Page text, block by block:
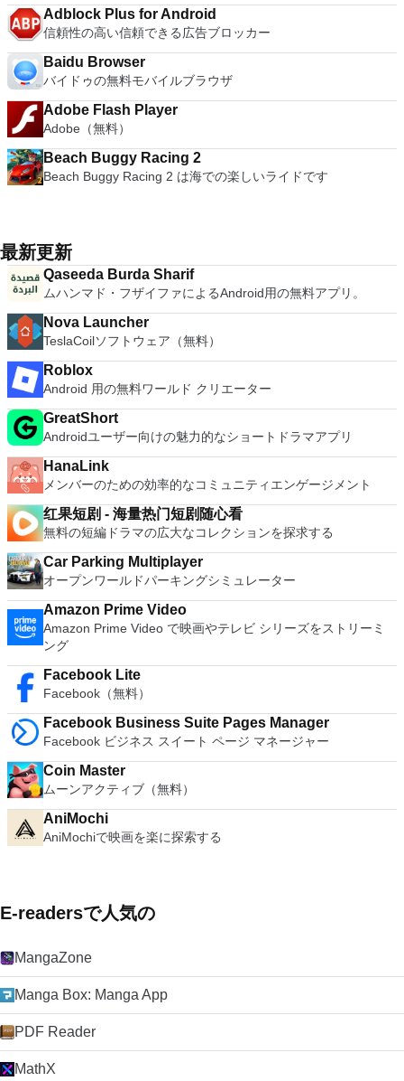
Adblock Plus for Android
信頼性の高い信頼できる広告ブロッカー
Baidu Browser
バイドゥの無料モバイルブラウザ
Adobe Flash Player
Adobe（無料）
Beach Buggy Racing 2
Beach Buggy Racing 2 は海での楽しいライドです
最新更新
Qaseeda Burda Sharif
ムハンマド・フザイファによるAndroid用の無料アプリ。
Nova Launcher
TeslaCoilソフトウェア（無料）
Roblox
Android 用の無料ワールド クリエーター
GreatShort
Androidユーザー向けの魅力的なショートドラマアプリ
HanaLink
メンバーのための効率的なコミュニティエンゲージメント
红果短剧 - 海量热门短剧随心看
無料の短編ドラマの広大なコレクションを探求する
Car Parking Multiplayer
オープンワールドパーキングシミュレーター
Amazon Prime Video
Amazon Prime Video で映画やテレビ シリーズをストリーミ
ング
Facebook Lite
Facebook（無料）
Facebook Business Suite Pages Manager
Facebook ビジネス スイート ページ マネージャー
Coin Master
ムーンアクティブ（無料）
AniMochi
AniMochiで映画を楽に探索する
E-readersで人気の
MangaZone
Manga Box: Manga App
PDF Reader
MathX